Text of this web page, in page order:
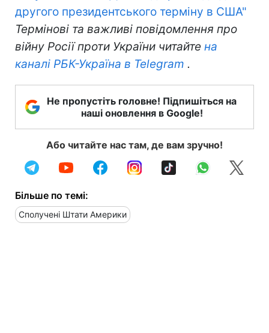
другого президентського терміну в США"
Термінові та важливі повідомлення про
війну Росії проти України читайте на
каналі РБК-Україна в Telegram .
Не пропустіть головне! Підпишіться на
наші оновлення в Google!
Або читайте нас там, де вам зручно!
Більше по темі:
Сполучені Штати Америки